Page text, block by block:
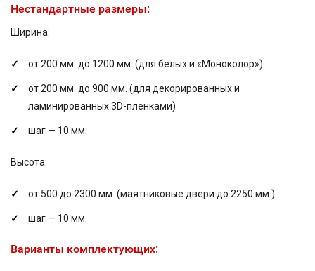
Нестандартные размеры:
Ширина:
от 200 мм. до 1200 мм. (для белых и «Моноколор»)
от 200 мм. до 900 мм. (для декорированных и
ламинированных 3D-пленками)
шаг — 10 мм.
Высота:
от 500 до 2300 мм. (маятниковые двери до 2250 мм.)
шаг — 10 мм.
Варианты комплектующих: